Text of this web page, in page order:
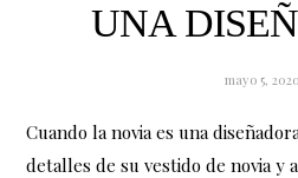
UNA
mayo 5, 2020
Cuando la novia es una
detalles de su vestido de novia y